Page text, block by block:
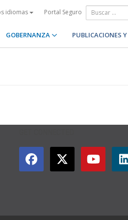
idiomas Portal Seguro
GOBERNANZA PUBLICACIONES